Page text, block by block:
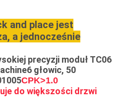
and place jest
a jednocześnie
precyzji moduł TC06
6 głowic, 50
CPK>1.0
do większości drzwi